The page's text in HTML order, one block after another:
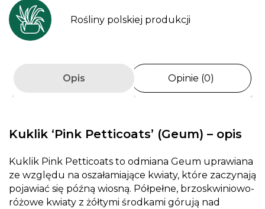
Rośliny polskiej produkcji
Opis Opinie (0)
Kuklik ‘Pink Petticoats’ (Geum) – opis
Kuklik Pink Petticoats to odmiana Geum uprawiana
ze względu na oszałamiające kwiaty, które zaczynają
pojawiać się późną wiosną. Półpełne, brzoskwiniowo-
różowe kwiaty z żółtymi środkami górują nad